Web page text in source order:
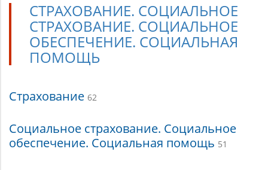
СТРАХОВАНИЕ. СОЦИАЛЬНОЕ
СТРАХОВАНИЕ. СОЦИАЛЬНОЕ
ОБЕСПЕЧЕНИЕ. СОЦИАЛЬНАЯ
ПОМОЩЬ
Страхование.
Социальное
страхование.
Страхование 62
Социальное страхование. Социальное
обеспечение. Социальная помощь 51